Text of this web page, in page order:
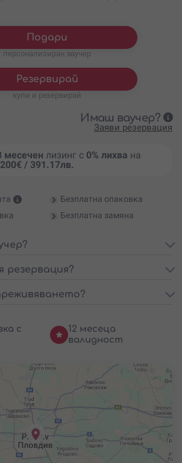
Подари
персонализиран ваучер
Резервирай
купи и резервирай
Имаш ваучер?
Заяви резервация
месечен лизинг с 0% лихва на
200€ / 391.17лв.
Безплатна опаковка
Безплатна замяна
резервация?
с
12 месеца
валидност